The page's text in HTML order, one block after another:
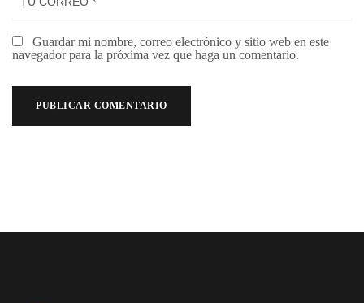
Guardar mi nombre, correo electrónico y sitio web en este
navegador para la próxima vez que haga un comentario.